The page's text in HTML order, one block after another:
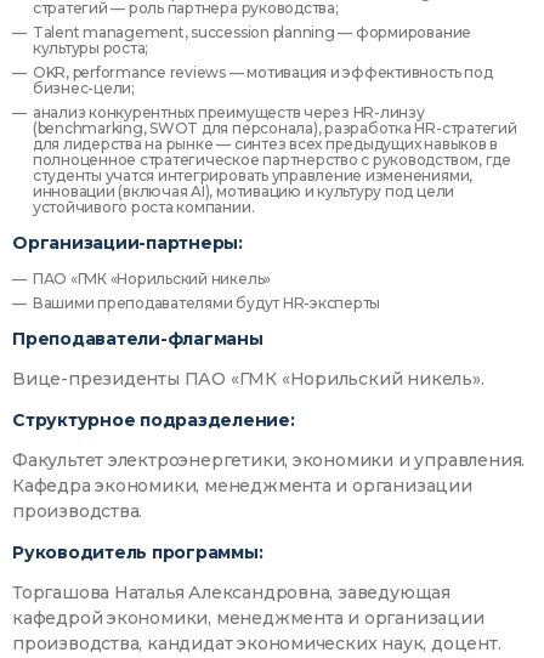
стратегий — роль партнера руководства;
Talent management, succession planning — формирование
культуры роста;
OKR, performance reviews — мотивация и эффективность под
бизнес-цели;
анализ конкурентных преимуществ через HR-линзу
(benchmarking, SWOT для персонала), разработка HR-стратегий
для лидерства на рынке — синтез всех предыдущих навыков в
полноценное стратегическое партнерство с руководством, где
студенты учатся интегрировать управление изменениями,
инновации (включая AI), мотивацию и культуру под цели
устойчивого роста компании.
Организации-партнеры:
ПАО «ГМК «Норильский никель»
Вашими преподавателями будут HR-эксперты
Преподаватели-флагманы
Вице-президенты ПАО «ГМК «Норильский никель».
Структурное подразделение:
Факультет электроэнергетики, экономики и управления.
Кафедра экономики, менеджмента и организации
производства.
Руководитель программы:
Торгашова Наталья Александровна, заведующая
кафедрой экономики, менеджмента и организации
производства, кандидат экономических наук, доцент.